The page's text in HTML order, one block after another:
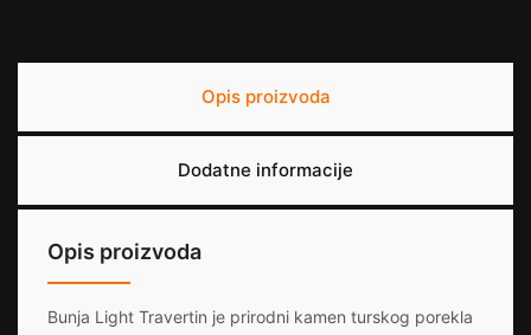
Opis proizvoda
Dodatne informacije
Opis proizvoda
Bunja Light Travertin je prirodni kamen turskog porekla